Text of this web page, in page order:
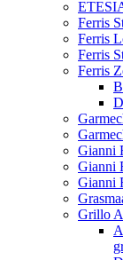
Ferris
Ferris
Ferris
Ferris
Gianni
Gianni
Gianni
Grillo